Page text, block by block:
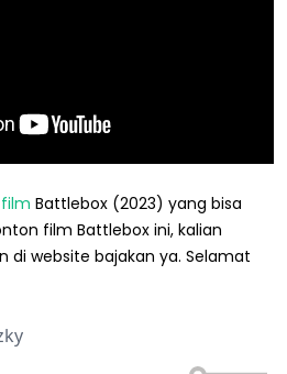
film Battlebox (2023) yang bisa
film Battlebox ini, kalian
di website bajakan ya. Selamat